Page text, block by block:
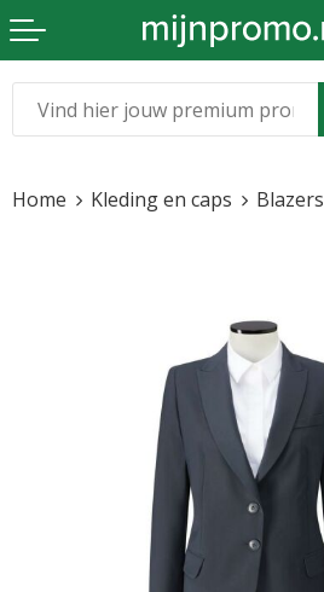
Kleding & caps
Tassen en reizen
Beurs en evenementen
Bloemen en planten
Sinterklaas
Home Kleding en caps Blazers